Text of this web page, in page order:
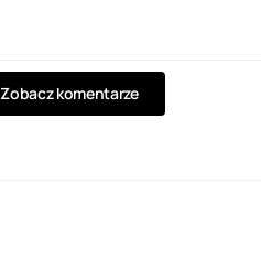
Zobacz komentarze